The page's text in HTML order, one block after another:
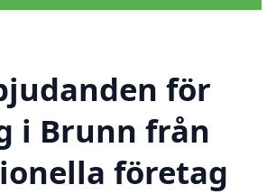
för
i Brunn från
företag